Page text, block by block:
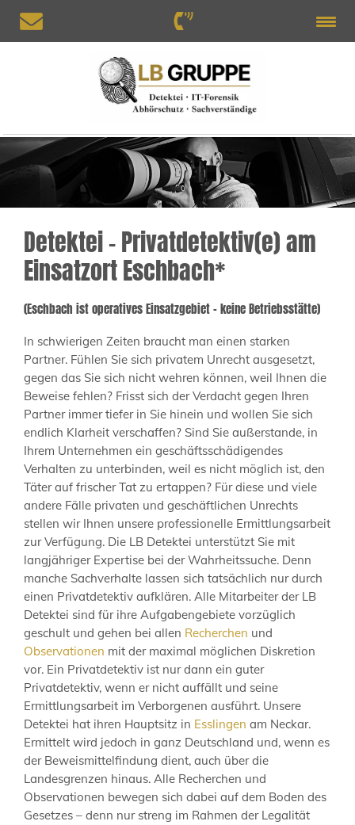
Detektei – Privatdetektiv(e) am
Einsatzort Eschbach*
(Eschbach ist operatives Einsatzgebiet – keine Betriebsstätte)
In schwierigen Zeiten braucht man einen starken
Partner. Fühlen Sie sich privatem Unrecht ausgesetzt,
gegen das Sie sich nicht wehren können, weil Ihnen die
Beweise fehlen? Frisst sich der Verdacht gegen Ihren
Partner immer tiefer in Sie hinein und wollen Sie sich
endlich Klarheit verschaffen? Sind Sie außerstande, in
Ihrem Unternehmen ein geschäftsschädigendes
Verhalten zu unterbinden, weil es nicht möglich ist, den
Täter auf frischer Tat zu ertappen? Für diese und viele
andere Fälle privaten und geschäftlichen Unrechts
stellen wir Ihnen unsere professionelle Ermittlungsarbeit
zur Verfügung. Die LB Detektei unterstützt Sie mit
langjähriger Expertise bei der Wahrheitssuche. Denn
manche Sachverhalte lassen sich tatsächlich nur durch
einen Privatdetektiv aufklären. Alle Mitarbeiter der LB
Detektei sind für ihre Aufgabengebiete vorzüglich
geschult und gehen bei allen Recherchen und
Observationen mit der maximal möglichen Diskretion
vor. Ein Privatdetektiv ist nur dann ein guter
Privatdetektiv, wenn er nicht auffällt und seine
Ermittlungsarbeit im Verborgenen ausführt. Unsere
Detektei hat ihren Hauptsitz in Esslingen am Neckar.
Ermittelt wird jedoch in ganz Deutschland und, wenn es
der Beweismittelfindung dient, auch über die
Landesgrenzen hinaus. Alle Recherchen und
Observationen bewegen sich dabei auf dem Boden des
Gesetzes – denn nur streng im Rahmen der Legalität